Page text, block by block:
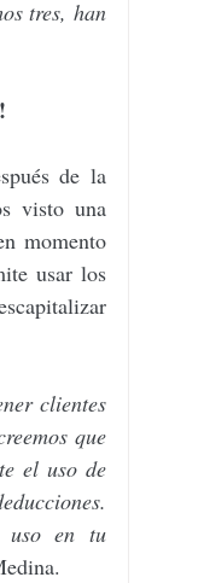
tres, han
de la
visto una
momento
usar los
clientes
que
el uso de
uso en tu